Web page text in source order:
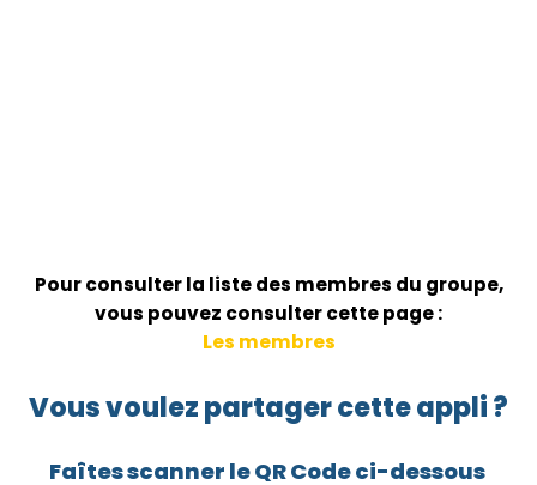
Pour consulter la liste des membres du groupe,
vous pouvez consulter cette page :
Les membres
Vous voulez partager cette appli ?
Faîtes scanner le QR Code ci-dessous